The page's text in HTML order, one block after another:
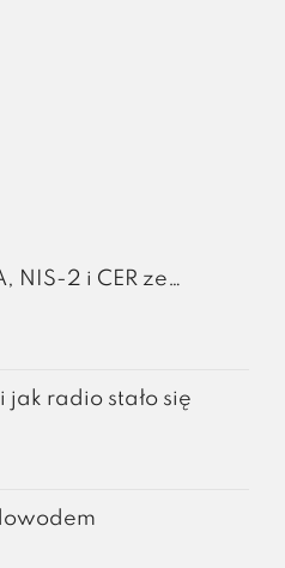
NIS-2 i CER ze…
jak radio stało się